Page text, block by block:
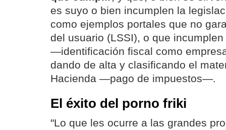
es suyo o bien incumplen la
como ejemplos portales que no
del usuario (LSSI), o que
—identificación fiscal como
dando de alta y clasificando el
Hacienda —pago de impuestos—.
El éxito del porno friki
"Lo que les ocurre a las grandes